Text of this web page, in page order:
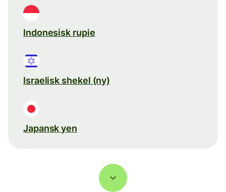
Indonesisk rupie
Israelisk shekel (ny)
Japansk yen